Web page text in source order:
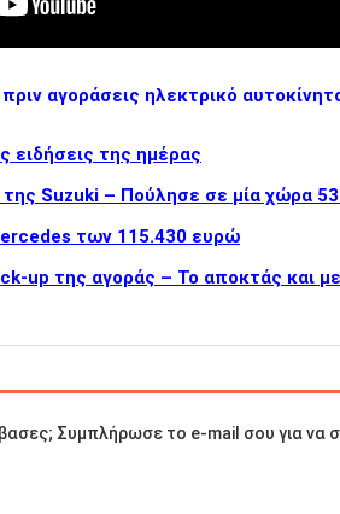
αγοράσεις ηλεκτρικό
ειδήσεις της ημέρας
Suzuki – Πούλησε σε μία χώρα
των 115.430 ευρώ
up της αγοράς – Το αποκτάς και
Συμπλήρωσε το e-mail σου για να